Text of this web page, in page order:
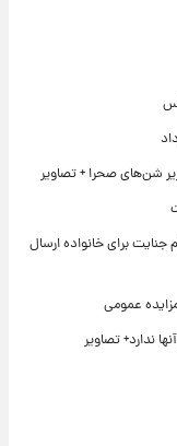
شن‌های صحرا + تصاویر
برای خانواده ارسال
عمومی